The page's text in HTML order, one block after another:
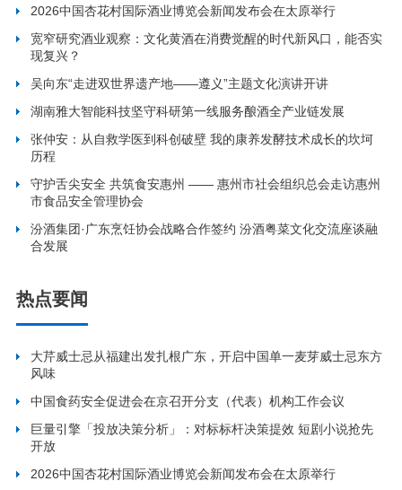
2026中国杏花村国际酒业博览会新闻发布会在太原举行
宽窄研究酒业观察：文化黄酒在消费觉醒的时代新风口，能否实
现复兴？
吴向东“走进双世界遗产地——遵义”主题文化演讲开讲
湖南雅大智能科技坚守科研第一线服务酿酒全产业链发展
张仲安：从自救学医到科创破壁 我的康养发酵技术成长的坎坷
历程
守护舌尖安全 共筑食安惠州 —— 惠州市社会组织总会走访惠州
市食品安全管理协会
汾酒集团·广东烹饪协会战略合作签约 汾酒粤菜文化交流座谈融
合发展
热点要闻
大芹威士忌从福建出发扎根广东，开启中国单一麦芽威士忌东方
风味
中国食药安全促进会在京召开分支（代表）机构工作会议
巨量引擎「投放决策分析」：对标标杆决策提效 短剧小说抢先
开放
2026中国杏花村国际酒业博览会新闻发布会在太原举行